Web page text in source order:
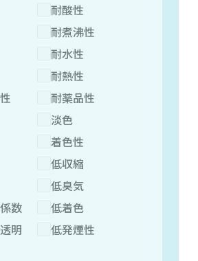
耐酸性
耐煮沸性
耐水性
耐熱性
耐薬品性
淡色
着色性
低収縮
低臭気
数
低着色
明
低発煙性